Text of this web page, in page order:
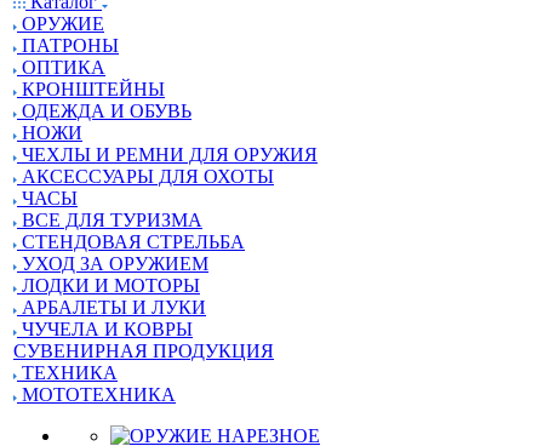
ОРУЖИЕ
ПАТРОНЫ
ОПТИКА
КРОНШТЕЙНЫ
ОДЕЖДА И ОБУВЬ
НОЖИ
ЧЕХЛЫ И РЕМНИ ДЛЯ ОРУЖИЯ
АКСЕССУАРЫ ДЛЯ ОХОТЫ
ЧАСЫ
ВСЕ ДЛЯ ТУРИЗМА
СТЕНДОВАЯ СТРЕЛЬБА
УХОД ЗА ОРУЖИЕМ
ЛОДКИ И МОТОРЫ
АРБАЛЕТЫ И ЛУКИ
ЧУЧЕЛА И КОВРЫ
СУВЕНИРНАЯ ПРОДУКЦИЯ
ТЕХНИКА
МОТОТЕХНИКА